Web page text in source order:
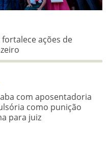
fortalece ações de
com aposentadoria
como punição
para juiz